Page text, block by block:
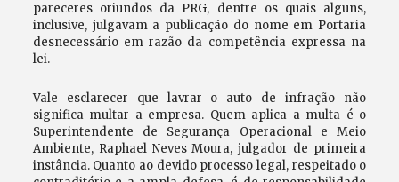
pareceres oriundos da PRG, dentre os quais alguns,
inclusive, julgavam a publicação do nome em Portaria
desnecessário em razão da competência expressa na
lei.
Vale esclarecer que lavrar o auto de infração não
significa multar a empresa. Quem aplica a multa é o
Superintendente de Segurança Operacional e Meio
Ambiente, Raphael Neves Moura, julgador de primeira
instância. Quanto ao devido processo legal, respeitado o